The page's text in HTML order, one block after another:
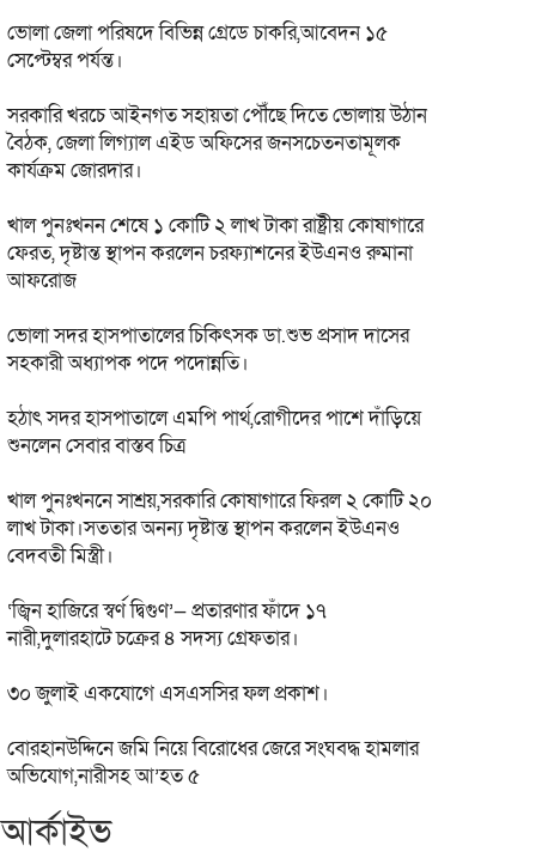
ভোলা জেলা পরিষদে বিভিন্ন গ্রেডে চাকরি,আবেদন ১৫
সেপ্টেম্বর পর্যন্ত।
সরকারি খরচে আইনগত সহায়তা পৌঁছে দিতে ভোলায় উঠান
বৈঠক, জেলা লিগ্যাল এইড অফিসের জনসচেতনতামূলক
কার্যক্রম জোরদার।
খাল পুনঃখনন শেষে ১ কোটি ২ লাখ টাকা রাষ্ট্রীয় কোষাগারে
ফেরত, দৃষ্টান্ত স্থাপন করলেন চরফ্যাশনের ইউএনও রুমানা
আফরোজ
ভোলা সদর হাসপাতালের চিকিৎসক ডা.শুভ প্রসাদ দাসের
সহকারী অধ্যাপক পদে পদোন্নতি।
হঠাৎ সদর হাসপাতালে এমপি পার্থ,রোগীদের পাশে দাঁড়িয়ে
শুনলেন সেবার বাস্তব চিত্র
খাল পুনঃখননে সাশ্রয়,সরকারি কোষাগারে ফিরল ২ কোটি ২০
লাখ টাকা।সততার অনন্য দৃষ্টান্ত স্থাপন করলেন ইউএনও
বেদবতী মিস্ত্রী।
‘জ্বিন হাজিরে স্বর্ণ দ্বিগুণ’— প্রতারণার ফাঁদে ১৭
নারী,দুলারহাটে চক্রের ৪ সদস্য গ্রেফতার।
৩০ জুলাই একযোগে এসএসসির ফল প্রকাশ।
বোরহানউদ্দিনে জমি নিয়ে বিরোধের জেরে সংঘবদ্ধ হামলার
অভিযোগ,নারীসহ আ’হত ৫
আর্কাইভ